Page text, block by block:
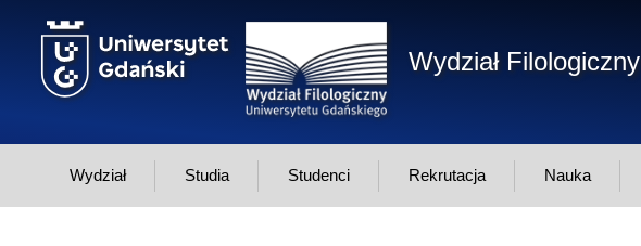
Wydział Filologiczny
Wydział Studia Studenci Rekrutacja Nauka